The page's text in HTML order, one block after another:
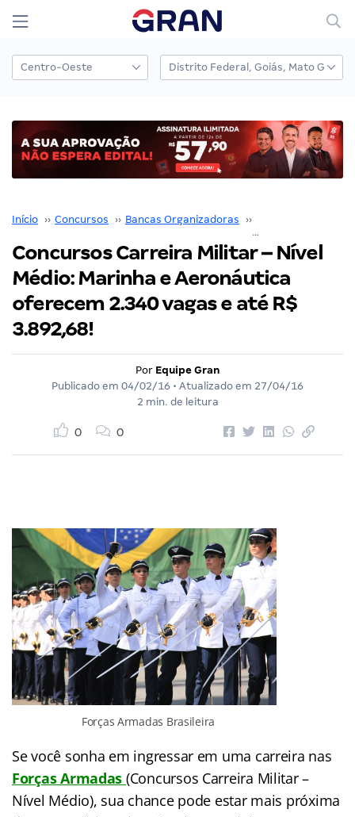
Início ›› Concursos ›› Bancas Organizadoras ››
Concursos Carreira Militar – Nível
Médio: Marinha e Aeronáutica
oferecem 2.340 vagas e até R$
3.892,68!
Por Equipe Gran
Publicado em 04/02/16 • Atualizado em 27/04/16
2 min. de leitura
0 0
Forças Armadas Brasileira
Se você sonha em ingressar em uma carreira nas
Forças Armadas (Concursos Carreira Militar –
Nível Médio), sua chance pode estar mais próxima